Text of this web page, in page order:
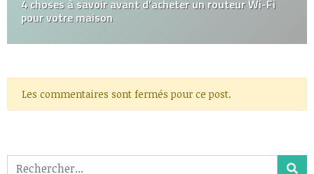
4 choses à savoir avant d’acheter un routeur Wi-Fi
pour votre maison
Les commentaires sont fermés pour ce post.